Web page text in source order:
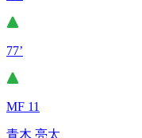
77’
MF 11
青木 亮太